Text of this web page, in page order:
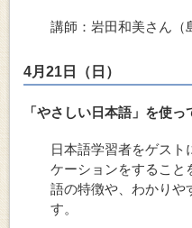
講師：岩田和美さん（
4月21日（日）
「やさしい日本語」を使っ
日本語学習者をゲスト
ケーションをすること
語の特徴や、わかりや
す。